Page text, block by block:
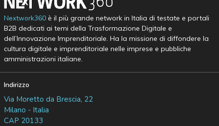
Nextwork360è il più grande network in Italia di testate e portali
B2B dedicati ai temi della Trasformazione Digitale e
dell’Innovazione Imprenditoriale. Ha la missione di diffondere la
cultura digitale e imprenditoriale nelle imprese e pubbliche
amministrazioni italiane.
Indirizzo
Via Moretto da Brescia, 22
Milano - Italia
CAP 20133